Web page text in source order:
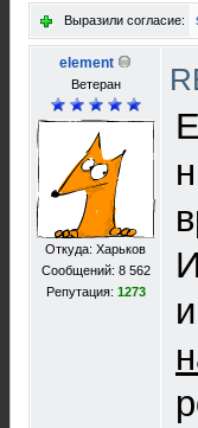
Выразили согласие:
element
Ветеран
Откуда: Харьков
Сообщений: 8 562
Репутация: 1273